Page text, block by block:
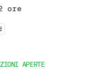
ore
APERTE